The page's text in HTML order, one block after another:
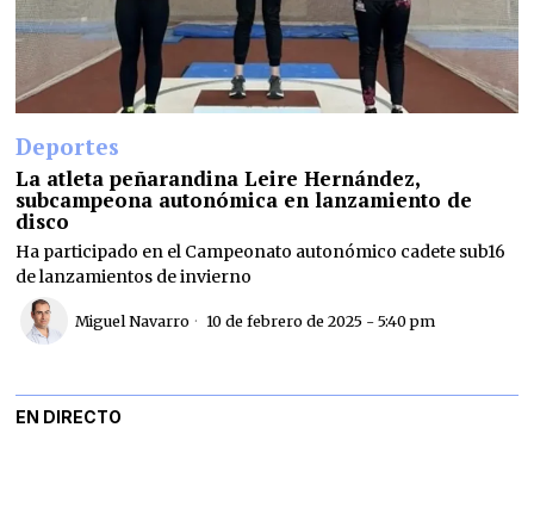
Deportes
La atleta peñarandina Leire Hernández,
subcampeona autonómica en lanzamiento de
disco
Ha participado en el Campeonato autonómico cadete sub16
de lanzamientos de invierno
Miguel Navarro 10 de febrero de 2025 - 5:40 pm
EN DIRECTO